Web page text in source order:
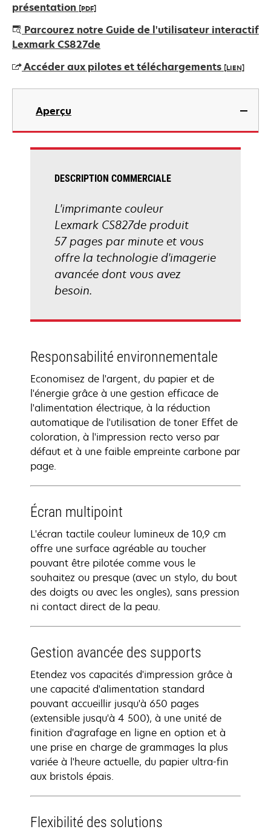
présentation [PDF]
s’ouvre
dans
nouvel
onglet
Parcourez notre Guide de l'utilisateur interactif
Lexmark CS827de
Accéder aux pilotes et téléchargements [LIEN]
s’ouvre
nouvel
onglet
Aperçu
DESCRIPTION COMMERCIALE
L'imprimante couleur
Lexmark CS827de produit
57 pages par minute et vous
offre la technologie d'imagerie
avancée dont vous avez
besoin.
Responsabilité environnementale
Economisez de l'argent, du papier et de
l'énergie grâce à une gestion efficace de
l'alimentation électrique, à la réduction
automatique de l'utilisation de toner Effet de
coloration, à l'impression recto verso par
défaut et à une faible empreinte carbone par
page.
Écran multipoint
L'écran tactile couleur lumineux de 10,9 cm
offre une surface agréable au toucher
pouvant être pilotée comme vous le
souhaitez ou presque (avec un stylo, du bout
des doigts ou avec les ongles), sans pression
ni contact direct de la peau.
Gestion avancée des supports
Etendez vos capacités d'impression grâce à
une capacité d'alimentation standard
pouvant accueillir jusqu'à 650 pages
(extensible jusqu'à 4 500), à une unité de
finition d'agrafage en ligne en option et à
une prise en charge de grammages la plus
variée à l'heure actuelle, du papier ultra-fin
aux bristols épais.
Flexibilité des solutions